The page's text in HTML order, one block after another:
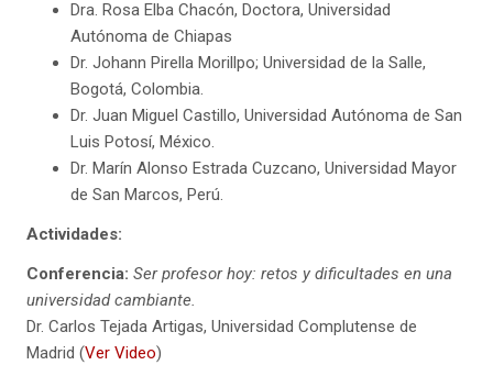
Dra. Rosa Elba Chacón, Doctora, Universidad
Autónoma de Chiapas
Dr. Johann Pirella Morillpo; Universidad de la Salle,
Bogotá, Colombia.
Dr. Juan Miguel Castillo, Universidad Autónoma de San
Luis Potosí, México.
Dr. Marín Alonso Estrada Cuzcano, Universidad Mayor
de San Marcos, Perú.
Actividades:
Conferencia: Ser profesor hoy: retos y dificultades en una
universidad cambiante.
Dr. Carlos Tejada Artigas, Universidad Complutense de
Madrid (Ver Video)